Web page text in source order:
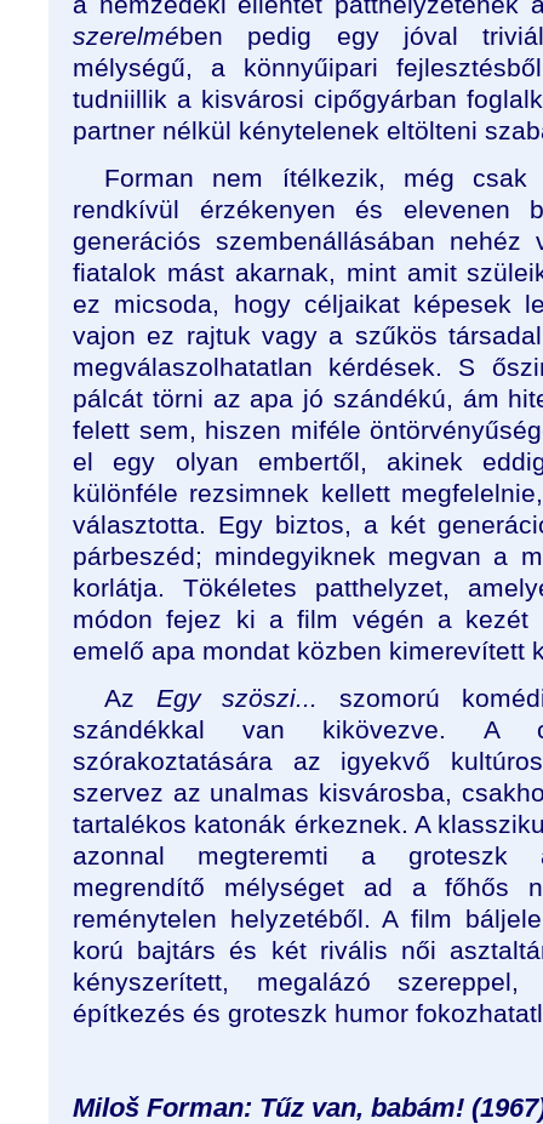
szerelmében pedig egy jóval
mélységű, a könnyűipari
tudniillik a kisvárosi cipőgyárban
partner nélkül kénytelenek eltölteni
Forman nem ítélkezik, még
rendkívül érzékenyen és elevenen
generációs szembenállásában
fiatalok mást akarnak, mint amit
ez micsoda, hogy céljaikat képesek
vajon ez rajtuk vagy a szűkös
megválaszolhatatlan kérdések. S
pálcát törni az apa jó szándékú, ám
felett sem, hiszen miféle
el egy olyan embertől, akinek
különféle rezsimnek kellett
választotta. Egy biztos, a két
párbeszéd; mindegyiknek megvan a
korlátja. Tökéletes patthelyzet,
módon fejez ki a film végén a kezét
emelő apa mondat közben kimerevített
Az Egy szöszi... szomorú
szándékkal van kikövezve. A
szórakoztatására az igyekvő
szervez az unalmas kisvárosba,
tartalékos katonák érkeznek. A
azonnal megteremti a groteszk
megrendítő mélységet ad a főhős
reménytelen helyzetéből. A film
korú bajtárs és két rivális női
kényszerített, megalázó
építkezés és groteszk humor
Miloš Forman: Tűz van, babám!